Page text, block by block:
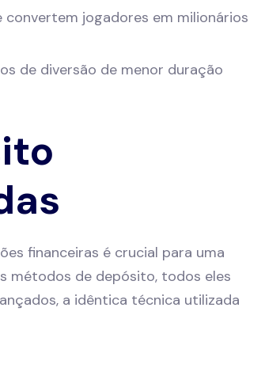
convertem jogadores em milionários
de diversão de menor duração
financeiras é crucial para uma
métodos de depósito, todos eles
a idêntica técnica utilizada